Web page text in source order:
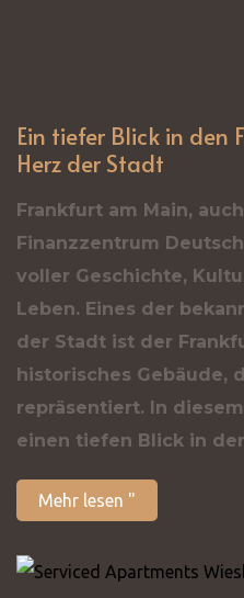
Ein tiefer Blick in den
Herz der Stadt
Frankfurt am Main,
Finanzzentrum
voller Geschichte,
Leben. Eines der
der Stadt ist der
historisches Gebäude,
repräsentiert. In
einen tiefen Blick in
Mehr lesen "